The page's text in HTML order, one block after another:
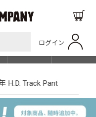
ログイン
SHOP LIST
H.D. Track Pant